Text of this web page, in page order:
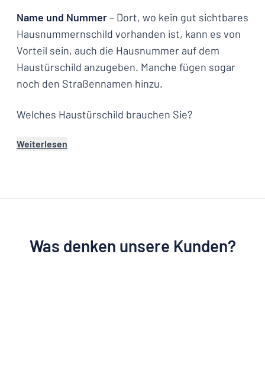
Name und Nummer– Dort, wo kein gut sichtbares
Hausnummernschild vorhanden ist, kann es von
Vorteil sein, auch die Hausnummer auf dem
Haustürschild anzugeben. Manche fügen sogar
noch den Straßennamen hinzu.
Welches Haustürschild brauchen Sie?
Weiterlesen
Was denken unsere Kunden?